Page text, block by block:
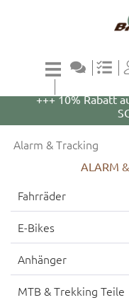
+++ 5% Rabatt
+++ 10% Rabatt
Alarm & Tracking
ALARM
Fahrräder
E-Bikes
Anhänger
MTB & Trekking Teile